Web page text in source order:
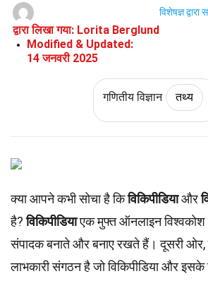
द्वारा लिखा गया: Lorita Berglund
Modified & Updated:
14 जनवरी 2025
विशेषज्ञ द्वारा
गणितीय विज्ञान तथ्य
क्या आपने कभी सोचा है किविकिपीडियाऔर
है?विकिपीडियाएक मुफ्त ऑनलाइन
संपादक बनाते और बनाए रखते हैं। दूसरी ओर,
लाभकारी संगठन है जो विकिपीडिया और